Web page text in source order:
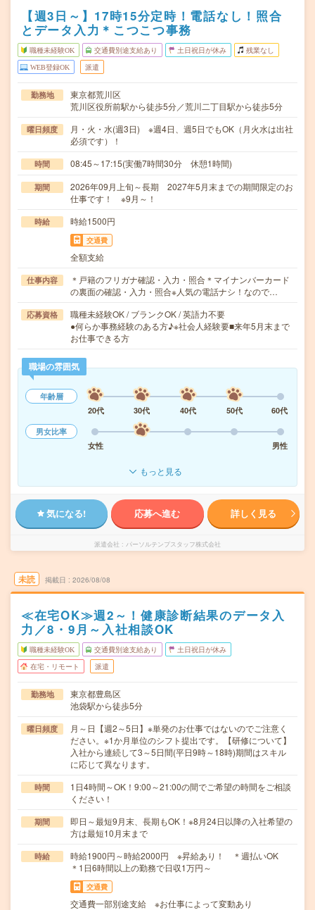
【週3日～】17時15分定時！電話なし！照合
とデータ入力＊こつこつ事務
職種未経験OK 交通費別途支給あり 土日祝日が休み 残業なし
WEB登録OK 派遣
勤務地
東京都荒川区
荒川区役所前駅から徒歩5分／荒川二丁目駅から徒歩5分
曜日頻度
月・火・水(週3日) ※週4日、週5日でもOK（月火水は出社
必須です）！
時間 08:45～17:15(実働7時間30分 休憩1時間)
期間
2026年09月上旬～長期 2027年5月末までの期間限定のお
仕事です！ ※9月～！
時給 時給1500円
交通費
全額支給
仕事内容
＊戸籍のフリガナ確認・入力・照合＊マイナンバーカード
の裏面の確認・入力・照合※人気の電話ナシ！なので…
応募資格
職種未経験OK / ブランクOK / 英語力不要
●何らか事務経験のある方♪※社会人経験要■来年5月末まで
お仕事できる方
職場の雰囲気
年齢層
20代
30代 40代 50代
60代
男女比率
女性
男性
もっと見る
気になる! 応募へ進む 詳しく見る
派遣会社 パーソルテンプスタッフ株式会社
未読 掲載日 2026/08/08
≪在宅OK≫週2～！健康診断結果のデータ入
力／8・9月～入社相談OK
職種未経験OK 交通費別途支給あり 土日祝日が休み
在宅・リモート 派遣
勤務地
東京都豊島区
池袋駅から徒歩5分
曜日頻度
月～日【週2～5日】※単発のお仕事ではないのでご注意く
ださい。※1か月単位のシフト提出です。【研修について】
入社から連続して3～5日間(平日9時～18時)期間はスキル
に応じて異なります。
時間
1日4時間～OK！9:00～21:00の間でご希望の時間をご相談
ください！
期間
即日～最短9月末、長期もOK！※8月24日以降の入社希望の
方は最短10月末まで
時給
時給1900円～時給2000円 ※昇給あり！ ＊週払いOK
＊1日6時間以上の勤務で日収1万円～
交通費
交通費一部別途支給 ※お仕事によって変動あり